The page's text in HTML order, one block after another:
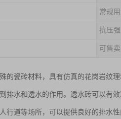
常规
抗压
可售
的瓷砖材料，具有仿真的花岗岩纹
排水和透水的作用。透水砖可以有
行道等场所，可以提供良好的排水性